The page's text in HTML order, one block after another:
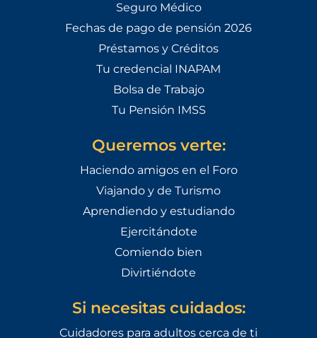
Seguro Médico
Fechas de pago de pensión 2026
Préstamos y Créditos
Tu credencial INAPAM
Bolsa de Trabajo
Tu Pensión IMSS
Queremos verte:
Haciendo amigos en el Foro
Viajando y de Turismo
Aprendiendo y estudiando
Ejercitándote
Comiendo bien
Divirtiéndote
Si necesitas cuidados:
Cuidadores para adultos cerca de ti